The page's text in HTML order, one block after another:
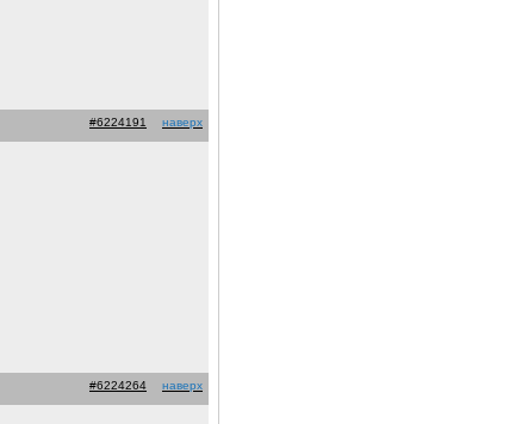
#6224191 наверх
#6224264 наверх